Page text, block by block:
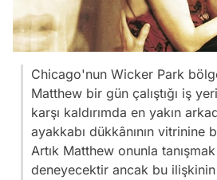
Chicago'nun Wicker Park
Matthew bir gün çalıştığı iş
karşı kaldırımda en yakın
ayakkabı dükkânının vitrinine
Artık Matthew onunla
deneyecektir ancak bu ilişkinin